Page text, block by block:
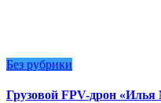
Без рубрики
Грузовой FPV-дрон